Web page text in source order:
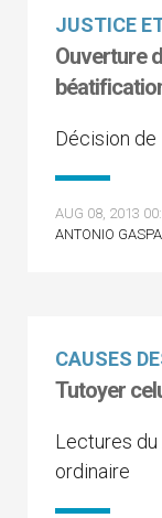
JUSTICE
Ouverture
Décision
AUG 08, 2013
ANTONIO
CAUSES
Tutoyer
Lectures du
ordinaire